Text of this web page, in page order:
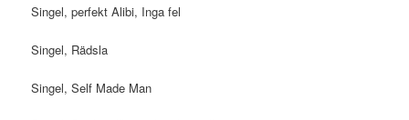
Singel, perfekt Alibi, Inga fel
Singel, Rädsla
Singel, Self Made Man